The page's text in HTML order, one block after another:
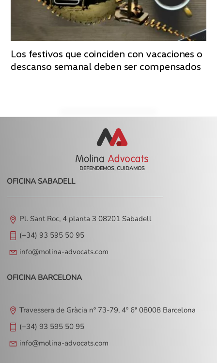
Los festivos que coinciden con vacaciones o
descanso semanal deben ser compensados
DEFENDEMOS, CUIDAMOS
OFICINA SABADELL
Pl. Sant Roc, 4 planta 3 08201 Sabadell
(+34) 93 595 50 95
info@molina-advocats.com
OFICINA BARCELONA
Travessera de Gràcia nº 73-79, 4º 6ª 08008 Barcelona
(+34) 93 595 50 95
info@molina-advocats.com